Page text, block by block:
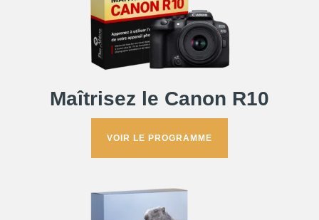
Maîtrisez le Canon R10
VOIR LE PROGRAMME